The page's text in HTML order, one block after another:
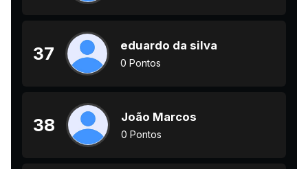
37 eduardo da silva
0 Pontos
38 João Marcos
0 Pontos